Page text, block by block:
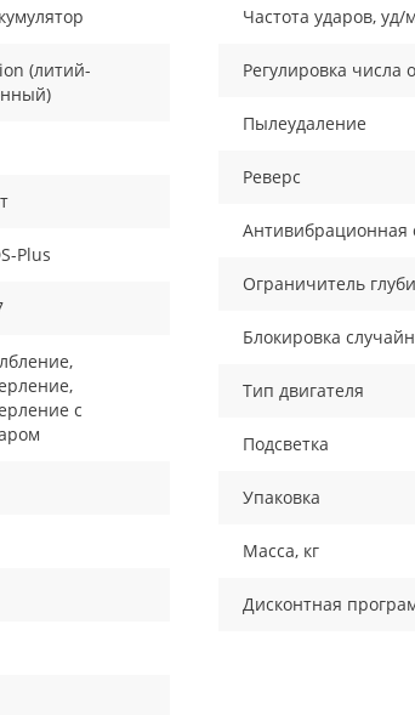
(литий-
Plus
с
Частота ударов, уд/
Регулировка числа
Пылеудаление
Реверс
Антивибрационная
Ограничитель
Блокировка
Тип двигателя
Подсветка
Упаковка
Масса, кг
Дисконтная